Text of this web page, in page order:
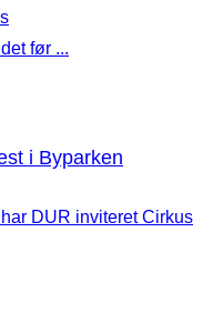
før ...
i Byparken
DUR inviteret Cirkus